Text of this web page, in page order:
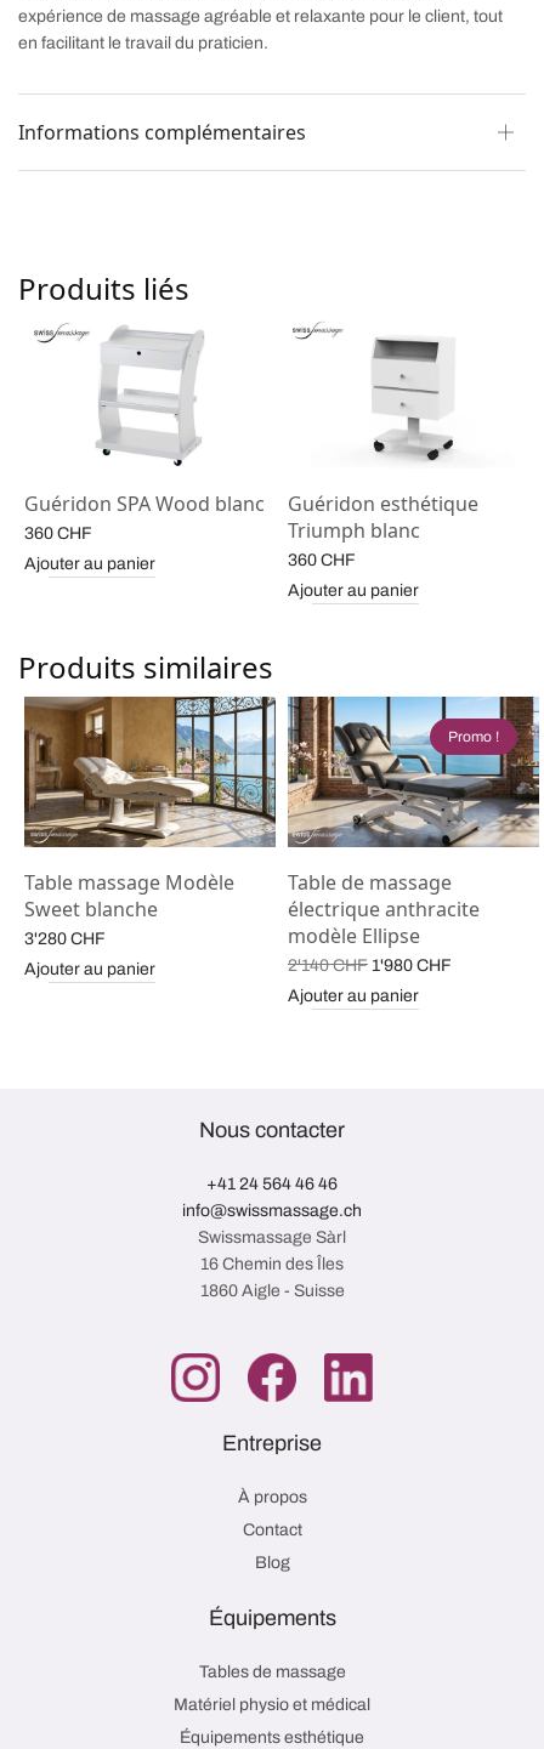
expérience de massage agréable et relaxante pour le client, tout
en facilitant le travail du praticien.
Informations complémentaires
Produits liés
Guéridon SPA Wood blanc
360 CHF
Ajouter au panier
Guéridon esthétique
Triumph blanc
360 CHF
Ajouter au panier
Produits similaires
Table massage Modèle
Sweet blanche
3'280 CHF
Ajouter au panier
Promo !
Table de massage
électrique anthracite
modèle Ellipse
2'140CHF Le prix
initial
était :
1'980 CHF
Ajouter au panier
Nous contacter
+41 24 564 46 46
info@swissmassage.ch
Swissmassage Sàrl
16 Chemin des Îles
1860 Aigle - Suisse
Entreprise
À propos
Contact
Blog
Équipements
Tables de massage
Matériel physio et médical
Équipements esthétique